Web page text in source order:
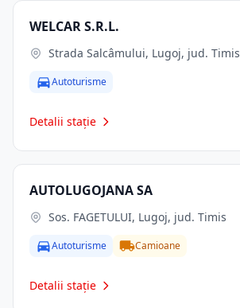
WELCAR S.R.L.
Strada Salcâmului, Lugoj, jud. Timis
Autoturisme
Detalii stație
AUTOLUGOJANA SA
Sos. FAGETULUI, Lugoj, jud. Timis
Autoturisme Camioane
Detalii stație